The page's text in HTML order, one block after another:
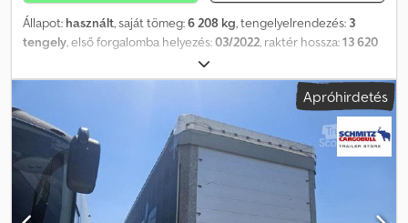
Állapot: használt, saját tömeg:6 208 kg, tengelyelrendezés: 3
tengely , első forgalomba helyezés:03/2022 , raktér hossza:13 620
2 480 mm
rakodótér térfogata:93 m³, felfüggesztés:levegő, abroncs méret:
, Felszereltség:ABS,
Saját tömeg: 6 208 kg, DIN EN 12642 (XL kód) tanúsítvány, Raktér (H
S M): 13 620 mm x 2 480 mm x 2 780 mm. Gumi méret: 385/65 R22.5,
Raktér térfogata: 93 m³, 1. tengely: , 2. tengely: , 3. tengely: ,
Légrugózás, Aláfutásgátló, Elektronikus fékrendszer EBS,
Szerszámosláda, Pótkeréktartó (2 db), Rögzített rögzítőállvány,
Toló tető, Csatlakozó dugó 1x15- és 2x7-pólusú, Antispray,
Apróhirdetés